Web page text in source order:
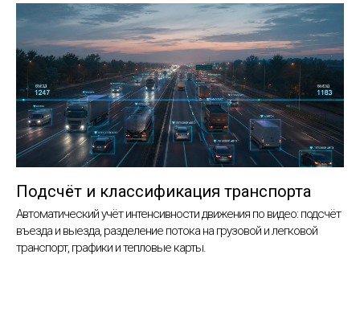
Подсчёт и классификация транспорта
Автоматический учёт интенсивности движения по видео: подсчёт
въезда и выезда, разделение потока на грузовой и легковой
транспорт, графики и тепловые карты.